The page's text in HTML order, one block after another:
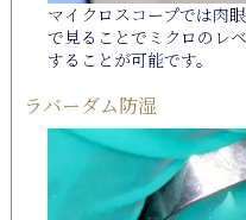
マイクロスコープでは肉
で見ることでミクロのレ
することが可能です。
ラバーダム防湿